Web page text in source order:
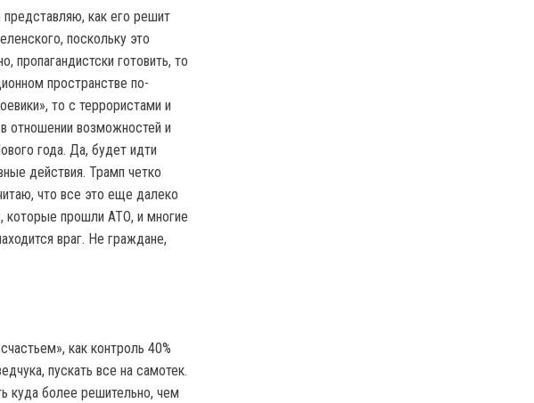
как его решит
поскольку это
пропагандистски готовить, то
пространстве по-
то с террористами и
отношении возможностей и
года. Да, будет идти
действия. Трамп четко
что все это еще далеко
которые прошли АТО, и многие
враг. Не граждане,
как контроль 40%
пускать все на самотек.
куда более решительно, чем